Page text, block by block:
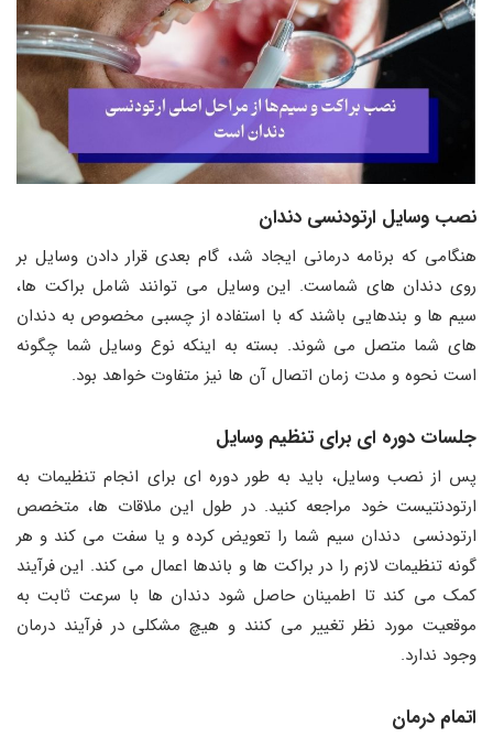
نصب وسایل ارتودنسی دندان
هنگامی که برنامه درمانی ایجاد شد، گام بعدی قرار دادن وسایل بر
روی دندان های شماست. این وسایل می توانند شامل براکت ها،
سیم ها و بندهایی باشند که با استفاده از چسبی مخصوص به دندان
های شما متصل می شوند. بسته به اینکه نوع وسایل شما چگونه
است نحوه و مدت زمان اتصال آن ها نیز متفاوت خواهد بود.
جلسات دوره ای برای تنظیم وسایل
پس از نصب وسایل، باید به طور دوره‌ ای برای انجام تنظیمات به
ارتودنتیست خود مراجعه کنید. در طول این ملاقات ها، متخصص
ارتودنسی دندان سیم شما را تعویض کرده و یا سفت می کند و هر
گونه تنظیمات لازم را در براکت ها و باندها اعمال می کند. این فرآیند
کمک می کند تا اطمینان حاصل شود دندان ها با سرعت ثابت به
موقعیت مورد نظر تغییر می کنند و هیچ مشکلی در فرآیند درمان
وجود ندارد.
اتمام درمان